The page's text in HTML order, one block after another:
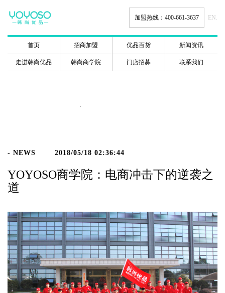
加盟热线：400-661-3637 EN.
首页 招商加盟 优品百货 新闻资讯
走进韩尚优品 韩尚商学院 门店招募 联系我们
- NEWS 2018/05/18 02:36:44
YOYOSO商学院：电商冲击下的逆袭之
道